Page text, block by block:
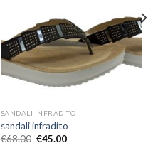
SANDALI INFRADITO
sandali infradito
€68.00 €45.00